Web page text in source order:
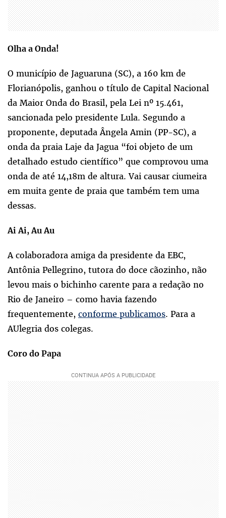
Olha a Onda!
O município de Jaguaruna (SC), a 160 km de
Florianópolis, ganhou o título de Capital Nacional
da Maior Onda do Brasil, pela Lei nº 15.461,
sancionada pelo presidente Lula. Segundo a
proponente, deputada Ângela Amin (PP-SC), a
onda da praia Laje da Jagua “foi objeto de um
detalhado estudo científico” que comprovou uma
onda de até 14,18m de altura. Vai causar ciumeira
em muita gente de praia que também tem uma
dessas.
Ai Ai, Au Au
A colaboradora amiga da presidente da EBC,
Antônia Pellegrino, tutora do doce cãozinho, não
levou mais o bichinho carente para a redação no
Rio de Janeiro – como havia fazendo
frequentemente, conforme publicamos. Para a
AUlegria dos colegas.
Coro do Papa